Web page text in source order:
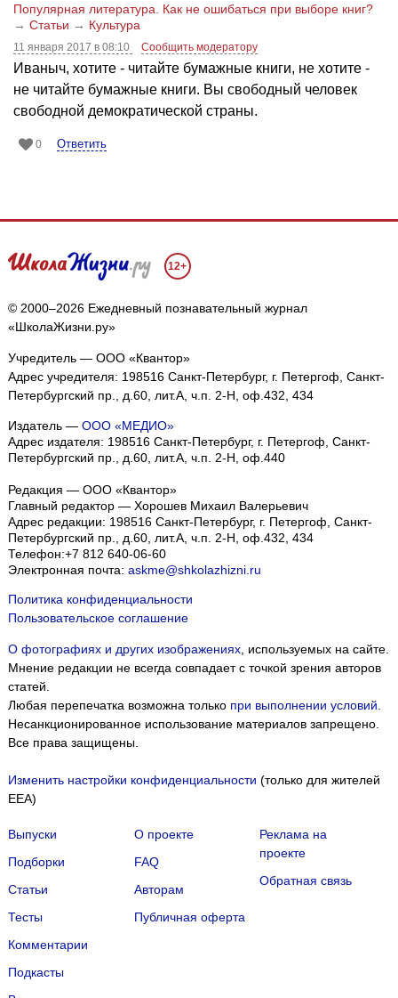
Популярная литература. Как не ошибаться при выборе книг?
→ Статьи → Культура
11 января 2017 в 08:10 Сообщить модератору
Иваныч, хотите - читайте бумажные книги, не хотите -
не читайте бумажные книги. Вы свободный человек
свободной демократической страны.
0 Ответить
12+
© 2000–2026 Ежедневный познавательный журнал
«ШколаЖизни.ру»
Учредитель — ООО «Квантор»
Адрес учредителя: 198516 Санкт-Петербург, г. Петергоф, Санкт-
Петербургский пр., д.60, лит.А, ч.п. 2-Н, оф.432, 434
Издатель — ООО «МЕДИО»
Адрес издателя: 198516 Санкт-Петербург, г. Петергоф, Санкт-
Петербургский пр., д.60, лит.А, ч.п. 2-Н, оф.440
Редакция — ООО «Квантор»
Главный редактор — Хорошев Михаил Валерьевич
Адрес редакции: 198516 Санкт-Петербург, г. Петергоф Санкт-
Петербургский пр., д.60, лит.А, ч.п. 2-Н, оф.432, 434
Телефон:+7 812 640-06-60
Электронная почта: askme@shkolazhizni.ru
Политика конфиденциальности
Пользовательское соглашение
О фотографиях и других изображениях, используемых на сайте.
Мнение редакции не всегда совпадает с точкой зрения авторов
статей.
Любая перепечатка возможна только при выполнении условий
Несанкционированное использование материалов запрещено.
Все права защищены.
Изменить настройки конфиденциальности (только для жителей
EEA)
Выпуски
Подборки
Статьи
Тесты
Комментарии
Подкасты
О проекте
FAQ
Авторам
Публичная оферта
Реклама на
проекте
Обратная связь